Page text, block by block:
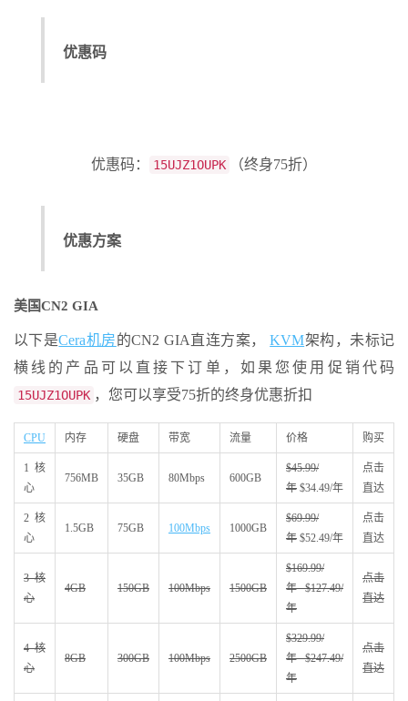
优惠码
优惠码： 15UJZ1OUPK （终身75折）
优惠方案
美国CN2 GIA
以下是Cera机房的CN2 GIA直连方案，KVM架构，未标记
横线的产品可以直接下订单，如果您使用促销代码
15UJZ1OUPK ，您可以享受75折的终身优惠折扣
CPU 内存 硬盘 带宽 流量 价格 购买
1核
心
756MB 35GB 80Mbps 600GB
$45.99/
年 $34.49/年
点击
直达
2核
心
1.5GB 75GB 100Mbps 1000GB
$69.99/
年 $52.49/年
点击
直达
3核
心
4GB 150GB 100Mbps 1500GB
$169.99/
年 $127.49/
年
点击
直达
4核
心
8GB 300GB 100Mbps 2500GB
$329.99/
年 $247.49/
年
点击
直达